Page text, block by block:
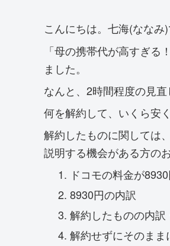
こんにちは。七海(ななみ)
「母の携帯代が高すぎ
ました。
なんと、2時間程度の見直
何を解約して、いくら安
解約したものに関しては
説明する機会がある方の
ドコモの料金が
8930円の内訳
解約したものの内訳
解約せずにそのまま